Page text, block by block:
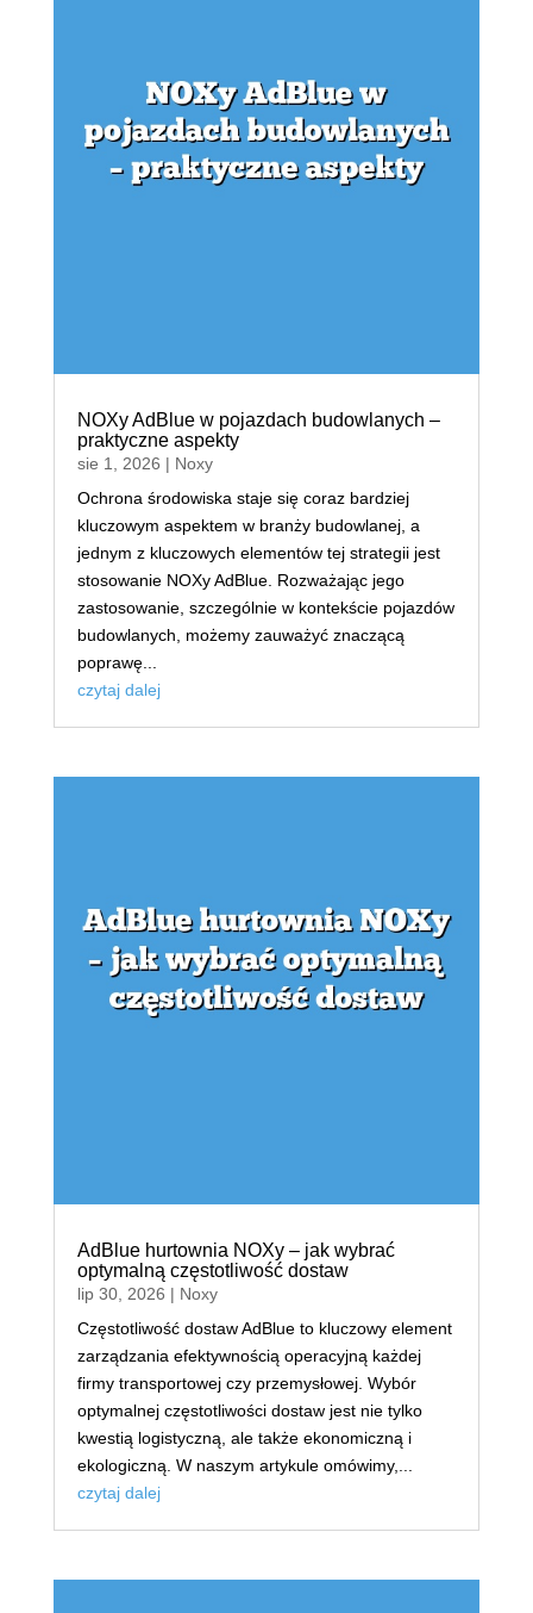
NOXy AdBlue w pojazdach budowlanych –
praktyczne aspekty
sie 1, 2026 | Noxy
Ochrona środowiska staje się coraz bardziej
kluczowym aspektem w branży budowlanej, a
jednym z kluczowych elementów tej strategii jest
stosowanie NOXy AdBlue. Rozważając jego
zastosowanie, szczególnie w kontekście pojazdów
budowlanych, możemy zauważyć znaczącą
poprawę...
czytaj dalej
AdBlue hurtownia NOXy – jak wybrać
optymalną częstotliwość dostaw
lip 30, 2026 | Noxy
Częstotliwość dostaw AdBlue to kluczowy element
zarządzania efektywnością operacyjną każdej
firmy transportowej czy przemysłowej. Wybór
optymalnej częstotliwości dostaw jest nie tylko
kwestią logistyczną, ale także ekonomiczną i
ekologiczną. W naszym artykule omówimy,...
czytaj dalej